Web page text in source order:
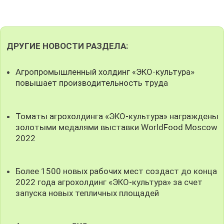
ДРУГИЕ НОВОСТИ РАЗДЕЛА:
Агропромышленный холдинг «ЭКО-культура»
повышает производительность труда
Томаты агрохолдинга «ЭКО-культура» награждены
золотыми медалями выставки WorldFood Moscow
2022
Более 1500 новых рабочих мест создаст до конца
2022 года агрохолдинг «ЭКО-культура» за счет
запуска новых тепличных площадей